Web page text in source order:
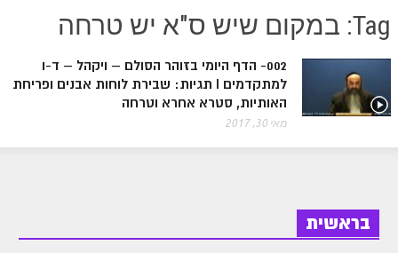
הקדמת ספר הזוהר מתקדמים
ספר הזוהר בראשית א' מתחילים
ספר הזוהר בראשית א' מתקדמים
ספר הזוהר נח מתחילים
Tag: במקום שיש ס"א יש טרחה
002- הדף היומי בזוהר הסולם – ויקהל – ד-ו
למתקדמים I תגיות: שבירת לוחות אבנים ופריחת
האותיות, סטרא אחרא וטרחה
מאי 30, 2017
בראשית